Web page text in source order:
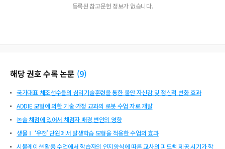
등록된 참고문헌 정보가 없습니다.
해당 권호 수록 논문 (9)
국가대표 체조선수들의 심리기술훈련을 통한 불안 자신감 및 정신적 변화 효과
ADDIE 모형에 의한 기술·가정 교과의 로봇 수업 자료 개발
논술 채점에 있어서 채점자 배경 변인의 영향
생물Ⅰ ‘유전’ 단원에서 발생학습 모형을 적용한 수업의 효과
시뮬레이션 활용 수업에서 학습자의 인지양식에 따른 교사의 피드백 제공 시기가 학